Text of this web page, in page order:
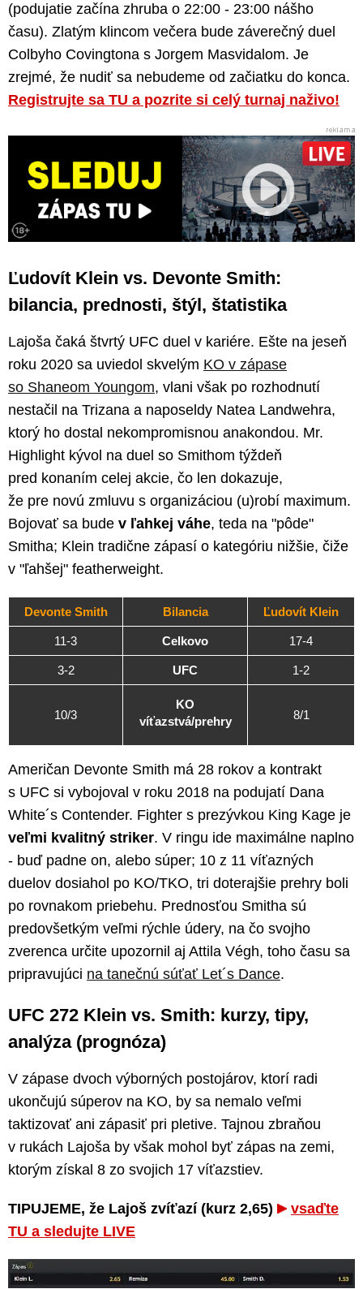
(podujatie začína zhruba o 22:00 - 23:00 nášho
času). Zlatým klincom večera bude záverečný duel
Colbyho Covingtona s Jorgem Masvidalom. Je
zrejmé, že nudiť sa nebudeme od začiatku do konca.
Registrujte sa TU a pozrite si celý turnaj naživo!
Ľudovít Klein vs. Devonte Smith:
bilancia, prednosti, štýl, štatistika
Lajoša čaká štvrtý UFC duel v kariére. Ešte na jeseň
roku 2020 sa uviedol skvelým KO v zápase
so Shaneom Youngom, vlani však po rozhodnutí
nestačil na Trizana a naposeldy Natea Landwehra,
ktorý ho dostal nekompromisnou anakondou. Mr.
Highlight kývol na duel so Smithom týždeň
pred konaním celej akcie, čo len dokazuje,
že pre novú zmluvu s organizáciou (u)robí maximum.
Bojovať sa bude v ľahkej váhe, teda na "pôde"
Smitha; Klein tradične zápasí o kategóriu nižšie, čiže
v "ľahšej" featherweight.
Devonte Smith Bilancia Ľudovít Klein
11-3 Celkovo 17-4
3-2 UFC 1-2
10/3
KO
víťazstvá/prehry
8/1
Američan Devonte Smith má 28 rokov a kontrakt
s UFC si vybojoval v roku 2018 na podujatí Dana
White´s Contender. Fighter s prezývkou King Kage je
veľmi kvalitný striker. V ringu ide maximálne naplno
- buď padne on, alebo súper; 10 z 11 víťazných
duelov dosiahol po KO/TKO, tri doterajšie prehry boli
po rovnakom priebehu. Prednosťou Smitha sú
predovšetkým veľmi rýchle údery, na čo svojho
zverenca určite upozornil aj Attila Végh, toho času sa
pripravujúci na tanečnú súťať Let´s Dance.
UFC 272 Klein vs. Smith: kurzy, tipy,
analýza (prognóza)
V zápase dvoch výborných postojárov, ktorí radi
ukončujú súperov na KO, by sa nemalo veľmi
taktizovať ani zápasiť pri pletive. Tajnou zbraňou
v rukách Lajoša by však mohol byť zápas na zemi,
ktorým získal 8 zo svojich 17 víťazstiev.
TIPUJEME, že Lajoš zvíťazí (kurz 2,65)
vsaďte
TU a sledujte LIVE